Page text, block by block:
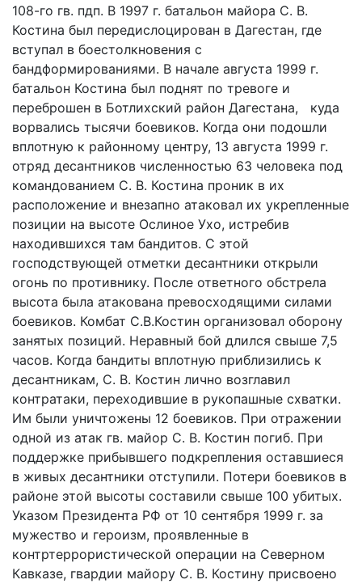
108-го гв. пдп. В 1997 г. батальон майора С. В.
Костина был передислоцирован в Дагестан, где
вступал в боестолкновения с
бандформированиями. В начале августа 1999 г.
батальон Костина был поднят по тревоге и
переброшен в Ботлихский район Дагестана, куда
ворвались тысячи боевиков. Когда они подошли
вплотную к районному центру, 13 августа 1999 г.
отряд десантников численностью 63 человека под
командованием С. В. Костина проник в их
расположение и внезапно атаковал их укрепленные
позиции на высоте Ослиное Ухо, истребив
находившихся там бандитов. С этой
господствующей отметки десантники открыли
огонь по противнику. После ответного обстрела
высота была атакована превосходящими силами
боевиков. Комбат С.В.Костин организовал оборону
занятых позиций. Неравный бой длился свыше 7,5
часов. Когда бандиты вплотную приблизились к
десантникам, С. В. Костин лично возглавил
контратаки, переходившие в рукопашные схватки.
Им были уничтожены 12 боевиков. При отражении
одной из атак гв. майор С. В. Костин погиб. При
поддержке прибывшего подкрепления оставшиеся
в живых десантники отступили. Потери боевиков в
районе этой высоты составили свыше 100 убитых.
Указом Президента РФ от 10 сентября 1999 г. за
мужество и героизм, проявленные в
контртеррористической операции на Северном
Кавказе, гвардии майору С. В. Костину присвоено